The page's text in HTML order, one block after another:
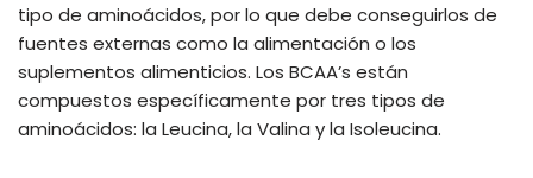
tipo de aminoácidos, por lo que debe conseguirlos de
fuentes externas como la alimentación o los
suplementos alimenticios. Los BCAA’s están
compuestos específicamente por tres tipos de
aminoácidos: la Leucina, la Valina y la Isoleucina.